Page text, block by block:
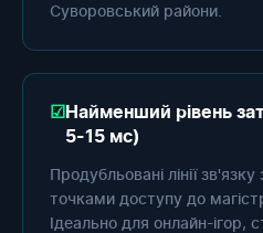
Суворовський райони.
Найменший рівень
5-15 мс)
Продубльовані лінії
точками доступу до
Ідеально для онлайн-ігор,